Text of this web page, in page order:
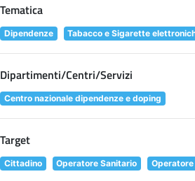
Tematica
Dipendenze Tabacco e Sigarette
Dipartimenti/Centri/Servizi
Centro nazionale dipendenze e doping
Target
Cittadino Operatore Sanitario